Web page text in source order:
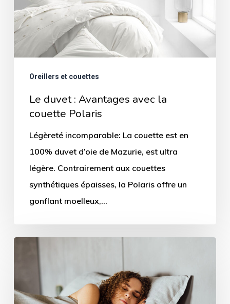
la
couette
Polaris
Oreillers et couettes
Le duvet : Avantages avec la
couette Polaris
Légèreté incomparable: La couette est en
100% duvet d’oie de Mazurie, est ultra
légère. Contrairement aux couettes
synthétiques épaisses, la Polaris offre un
gonflant moelleux,…
les